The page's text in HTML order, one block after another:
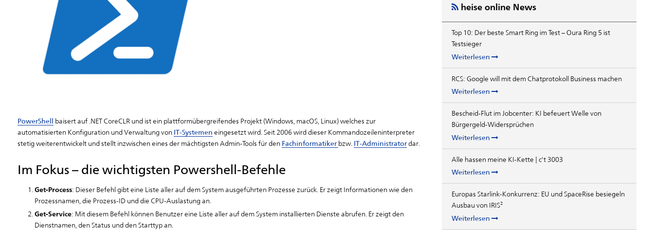
PowerShell
baisert auf .NET CoreCLR und ist ein plattformübergreifendes Projekt (Windows, macOS, Linux) welches zur
automatisierten Konfiguration und Verwaltung von IT-Systemen eingesetzt wird. Seit 2006 wird dieser Kommandozeileninterpreter
stetig weiterentwickelt und stellt inzwischen eines der mächtigsten Admin-Tools für den Fachinformatiker bzw. IT-Administratordar.
Im Fokus – die wichtigsten Powershell-Befehle
Get-Process: Dieser Befehl gibt eine Liste aller auf dem System ausgeführten Prozesse zurück. Er zeigt Informationen wie den
Prozessnamen, die Prozess-ID und die CPU-Auslastung an.
Get-Service: Mit diesem Befehl können Benutzer eine Liste aller auf dem System installierten Dienste abrufen. Er zeigt den
Dienstnamen, den Status und den Starttyp an.
heise online News
Top 10: Der beste Smart Ring im Test – Oura Ring 5 ist
Testsieger
Weiterlesen
RCS: Google will mit dem Chatprotokoll Business machen
Weiterlesen
Bescheid-Flut im Jobcenter: KI befeuert Welle von
Bürgergeld-Widersprüchen
Weiterlesen
Alle hassen meine KI-Kette | c't 3003
Weiterlesen
Europas Starlink-Konkurrenz: EU und SpaceRise besiegeln
Ausbau von IRIS²
Weiterlesen